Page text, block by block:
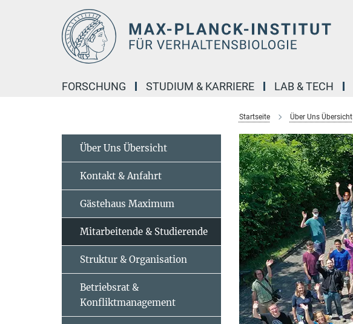
FORSCHUNG STUDIUM & KARRIERE LAB & TECH
Startseite Über Uns Übersicht
Über Uns Übersicht
Kontakt & Anfahrt
Gästehaus Maximum
Mitarbeitende & Studierende
Struktur & Organisation
Betriebsrat &
Konfliktmanagement